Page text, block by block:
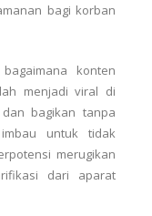
bagi korban
konten
menjadi viral di
bagikan tanpa
untuk tidak
merugikan
dari aparat